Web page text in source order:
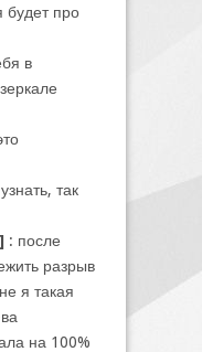
будет про
в
так
: после
разрыв
я такая
на 100%